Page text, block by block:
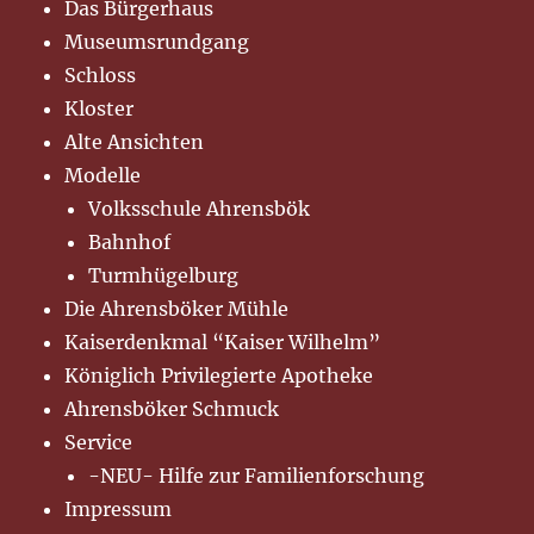
Das Bürgerhaus
Museumsrundgang
Schloss
Kloster
Alte Ansichten
Modelle
Volksschule Ahrensbök
Bahnhof
Turmhügelburg
Die Ahrensböker Mühle
Kaiserdenkmal “Kaiser Wilhelm”
Königlich Privilegierte Apotheke
Ahrensböker Schmuck
Service
-NEU- Hilfe zur Familienforschung
Impressum